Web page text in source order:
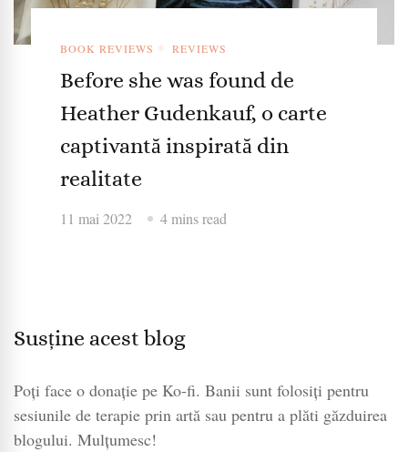
BOOK REVIEWS REVIEWS
Before she was found de
Heather Gudenkauf, o carte
captivantă inspirată din
realitate
11 mai 2022 4 mins read
Susține acest blog
Poți face o donație pe Ko-fi. Banii sunt folosiți pentru
sesiunile de terapie prin artă sau pentru a plăti găzduirea
blogului. Mulțumesc!